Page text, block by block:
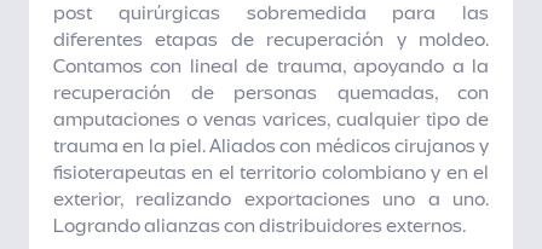
post quirúrgicas sobremedida para las
diferentes etapas de recuperación y moldeo.
Contamos con lineal de trauma, apoyando a la
recuperación de personas quemadas, con
amputaciones o venas varices, cualquier tipo de
trauma en la piel. Aliados con médicos cirujanos y
fisioterapeutas en el territorio colombiano y en el
exterior, realizando exportaciones uno a uno.
Logrando alianzas con distribuidores externos.